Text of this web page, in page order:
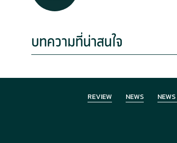
บทความที่น่าสนใจ
REVIEW NEWS